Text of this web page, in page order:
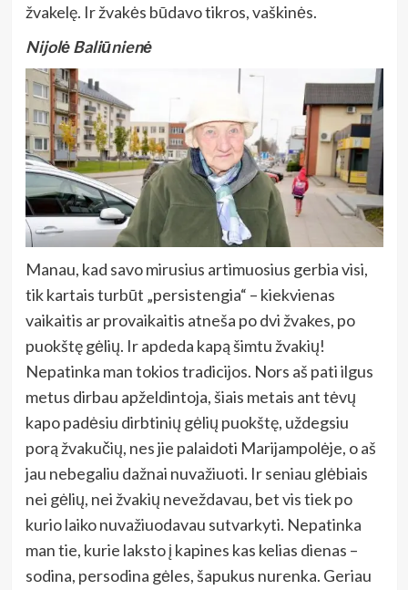
žvakelę. Ir žvakės būdavo tikros, vaškinės.
Nijolė Baliūnienė
Manau, kad savo mirusius artimuosius gerbia visi,
tik kartais turbūt „persistengia“ – kiekvienas
vaikaitis ar provaikaitis atneša po dvi žvakes, po
puokštę gėlių. Ir apdeda kapą šimtu žvakių!
Nepatinka man tokios tradicijos. Nors aš pati ilgus
metus dirbau apželdintoja, šiais metais ant tėvų
kapo padėsiu dirbtinių gėlių puokštę, uždegsiu
porą žvakučių, nes jie palaidoti Marijampolėje, o aš
jau nebegaliu dažnai nuvažiuoti. Ir seniau glėbiais
nei gėlių, nei žvakių neveždavau, bet vis tiek po
kurio laiko nuvažiuodavau sutvarkyti. Nepatinka
man tie, kurie laksto į kapines kas kelias dienas –
sodina, persodina gėles, šapukus nurenka. Geriau